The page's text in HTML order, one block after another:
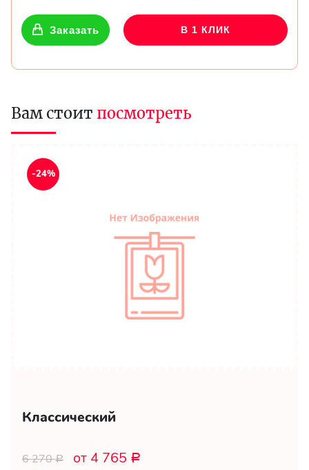
Заказать В 1 КЛИК
Вам стоит посмотреть
-24%
Классический
6 270Р от 4 765 Р